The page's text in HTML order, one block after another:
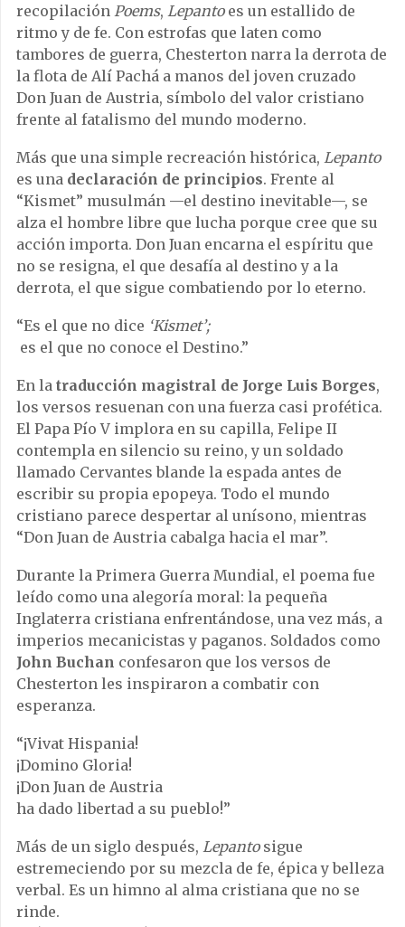
recopilación Poems, Lepantoes un estallido de
ritmo y de fe. Con estrofas que laten como
tambores de guerra, Chesterton narra la derrota de
la flota de Alí Pachá a manos del joven cruzado
Don Juan de Austria, símbolo del valor cristiano
frente al fatalismo del mundo moderno.
Más que una simple recreación histórica, Lepanto
es una declaración de principios. Frente al
“Kismet” musulmán —el destino inevitable—, se
alza el hombre libre que lucha porque cree que su
acción importa. Don Juan encarna el espíritu que
no se resigna, el que desafía al destino y a la
derrota, el que sigue combatiendo por lo eterno.
“Es el que no dice ‘Kismet’;
es el que no conoce el Destino.”
En la traducción magistral de Jorge Luis Borges,
los versos resuenan con una fuerza casi profética.
El Papa Pío V implora en su capilla, Felipe II
contempla en silencio su reino, y un soldado
llamado Cervantes blande la espada antes de
escribir su propia epopeya. Todo el mundo
cristiano parece despertar al unísono, mientras
“Don Juan de Austria cabalga hacia el mar”.
Durante la Primera Guerra Mundial, el poema fue
leído como una alegoría moral: la pequeña
Inglaterra cristiana enfrentándose, una vez más, a
imperios mecanicistas y paganos. Soldados como
John Buchan confesaron que los versos de
Chesterton les inspiraron a combatir con
esperanza.
“¡Vivat Hispania!
¡Domino Gloria!
¡Don Juan de Austria
ha dado libertad a su pueblo!”
Más de un siglo después, Lepantosigue
estremeciendo por su mezcla de fe, épica y belleza
verbal. Es un himno al alma cristiana que no se
rinde.